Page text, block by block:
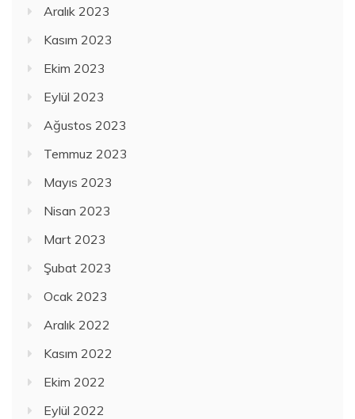
Aralık 2023
Kasım 2023
Ekim 2023
Eylül 2023
Ağustos 2023
Temmuz 2023
Mayıs 2023
Nisan 2023
Mart 2023
Şubat 2023
Ocak 2023
Aralık 2022
Kasım 2022
Ekim 2022
Eylül 2022